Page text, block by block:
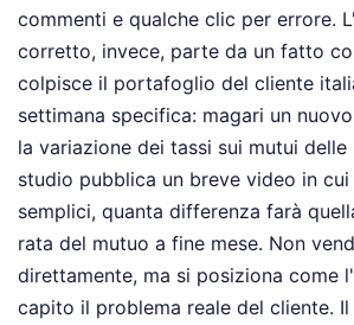
commenti e qualche clic per errore.
corretto, invece, parte da un fatto
colpisce il portafoglio del cliente
settimana specifica: magari un
la variazione dei tassi sui mutui delle
studio pubblica un breve video in
semplici, quanta differenza farà
rata del mutuo a fine mese. Non
direttamente, ma si posiziona come
capito il problema reale del cliente.